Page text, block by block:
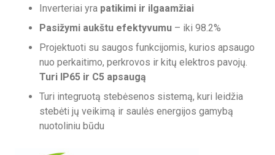
Inverteriai yra patikimi ir ilgaamžiai
Pasižymi aukštu efektyvumu – iki 98.2%
Projektuoti su saugos funkcijomis, kurios apsaugo
nuo perkaitimo, perkrovos ir kitų elektros pavojų.
Turi IP65 ir C5 apsaugą
Turi integruotą stebėsenos sistemą, kuri leidžia
stebėti jų veikimą ir saulės energijos gamybą
nuotoliniu būdu